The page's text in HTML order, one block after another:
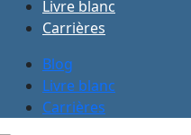
Livre blanc
Carrières
Blog
Livre blanc
Carrières